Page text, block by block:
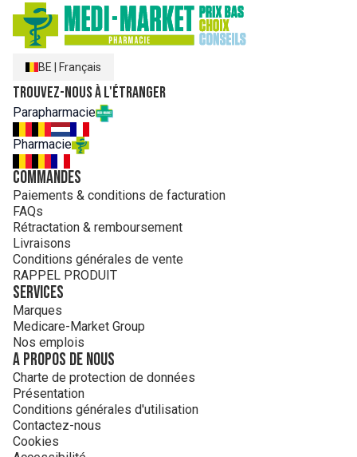
BE Français
Trouvez-nous à l'étranger
Parapharmacie
Pharmacie
Commandes
Paiements & conditions de facturation
FAQs
Rétractation & remboursement
Livraisons
Conditions générales de vente
RAPPEL PRODUIT
Services
Marques
Medicare-Market Group
Nos emplois
A propos de nous
Charte de protection de données
Présentation
Conditions générales d'utilisation
Contactez-nous
Cookies